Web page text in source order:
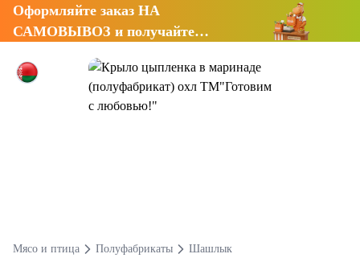
Оформляйте заказ НА
САМОВЫВОЗ и получайте
Мясо и птица Полуфабрикаты Шашлык